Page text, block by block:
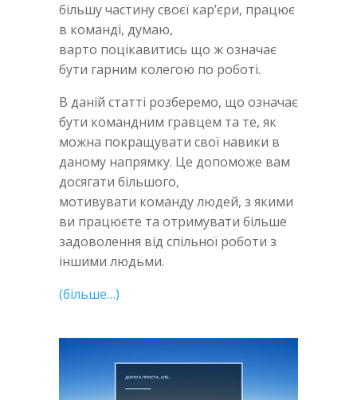
більшу частину своєї кар’єри, працює
в команді, думаю,
варто поцікавитись що ж означає
бути гарним колегою по роботі.
В даній статті розберемо, що означає
бути командним гравцем та те, як
можна покращувати свої навики в
даному напрямку. Це допоможе вам
досягати більшого,
мотивувати команду людей, з якими
ви працюєте та отримувати більше
задоволення від спільної роботи з
іншими людьми.
(більше…)